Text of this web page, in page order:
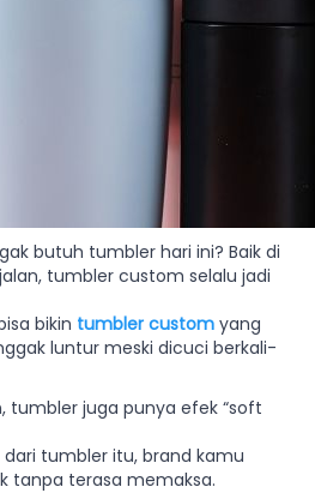
butuh tumbler hari ini? Baik di
tumbler custom selalu jadi
bikin tumbler custom yang
luntur meski dicuci berkali-
tumbler juga punya efek “soft
tumbler itu, brand kamu
tanpa terasa memaksa.